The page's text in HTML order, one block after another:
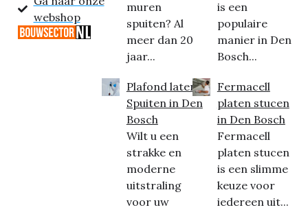
webshop
muren
spuiten? Al
meer dan 20
jaar...
Plafond laten
Spuiten in Den
Bosch
Wilt u een
strakke en
moderne
uitstraling
voor uw
is een
populaire
manier in Den
Bosch...
Fermacell
platen stucen
in Den Bosch
Fermacell
platen stucen
is een slimme
keuze voor
iedereen uit...